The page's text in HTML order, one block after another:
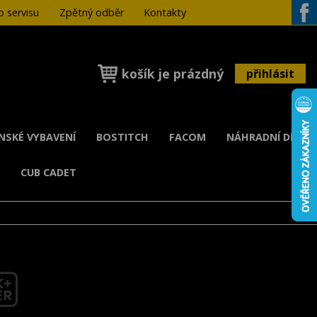
servisu Zpětný odběr
Kontakty
košík je prázdný přihlásit
VYBAVENÍ BOSTITCH FACOM NÁHRADNÍ DÍLY
CUB CADET